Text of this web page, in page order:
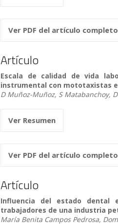
Ver PDF del artículo completo
Artículo
Escala de calidad de vida
instrumental con mototaxistas
D Muñoz-Muñoz, S Matabanchoy,
Ver Resumen
Ver PDF del artículo completo
Artículo
Influencia del estado dental
trabajadores de una industria
María Benita Campos Pedrosa,